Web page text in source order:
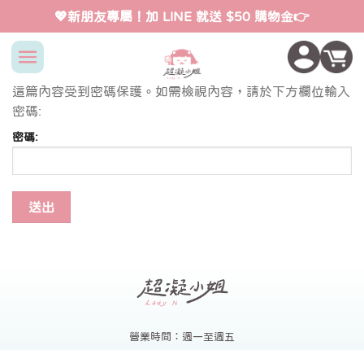
content
💖新朋友專屬！加 LINE 就送 $50 購物金👉
這篇內容受到密碼保護。如需檢視內容，請於下方欄位輸入
密碼:
密碼:
營業時間：週一至週五